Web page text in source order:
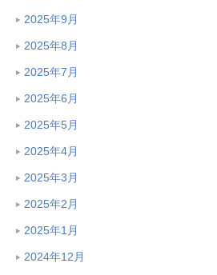
2025年9月
2025年8月
2025年7月
2025年6月
2025年5月
2025年4月
2025年3月
2025年2月
2025年1月
2024年12月